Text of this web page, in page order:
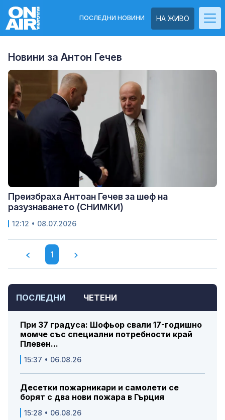
НА ЖИВО
ПОСЛЕДНИ НОВИНИ
Новини за Антон Гечев
Преизбраха Антоан Гечев за шеф на
разузнаването (СНИМКИ)
12:12 • 08.07.2026
1
ПОСЛЕДНИ ЧЕТЕНИ
При 37 градуса: Шофьор свали 17-годишно
момче със специални потребности край
Плевен...
15:37 • 06.08.26
Десетки пожарникари и самолети се
борят с два нови пожара в Гърция
15:28 • 06.08.26